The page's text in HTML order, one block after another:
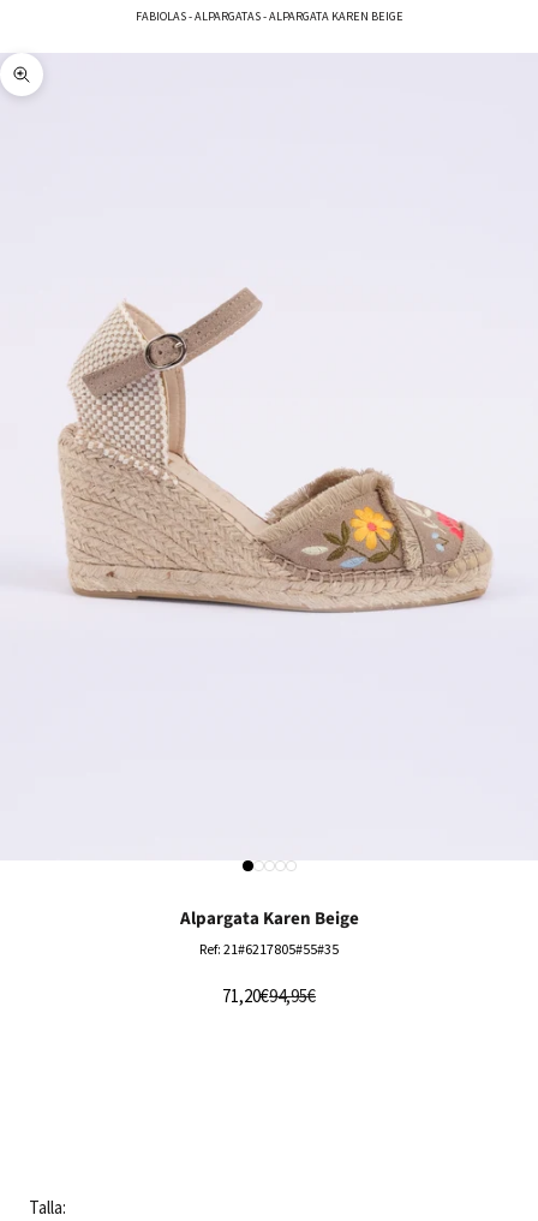
FABIOLAS-ALPARGATAS-ALPARGATA KAREN BEIGE
Zoom
Ir al artículo 1
Ir al artículo 2
Ir al artículo 3
Ir al artículo 4
Ir al artículo 5
Alpargata Karen Beige
Ref: 21#6217805#55#35
Precio de oferta
71,20€Precio normal
94,95€
Talla: